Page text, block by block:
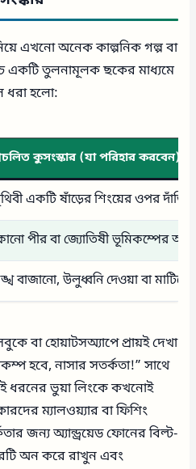
এখনো অনেক কাল্পনিক গল্প বা
একটি তুলনামূলক ছকের মাধ্যমে
হলো:
কুসংস্কার (যা পরিহার করবেন)
একটি ষাঁড়ের শিংয়ের ওপর
পীর বা জ্যোতিষী ভূমিকম্পের
বাজানো, উলুধ্বনি দেওয়া বা
বা হোয়াটসঅ্যাপে প্রায়ই দেখা
হবে, নাসার সতর্কতা!” সাথে
ধরনের ভুয়া লিংকে কখনোই
ম্যালওয়্যার বা ফিশিং
জন্য অ্যান্ড্রয়েড ফোনের বিল্ট-
অন করে রাখুন এবং